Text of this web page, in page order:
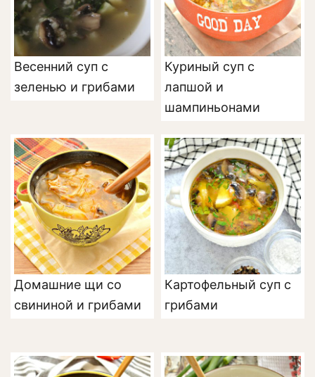
Весенний суп с
зеленью и грибами
Куриный суп с
лапшой и
шампиньонами
Домашние щи со
свининой и грибами
Картофельный суп с
грибами